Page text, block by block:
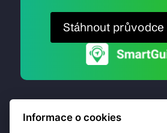
Stáhnout průvodce
Informace o cookies